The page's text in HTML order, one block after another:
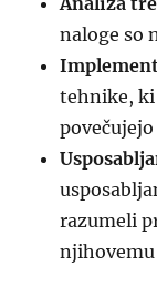
naloge so
tehnike, ki
razumeli